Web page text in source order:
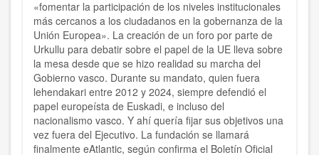
«fomentar la participación de los niveles institucionales
más cercanos a los ciudadanos en la gobernanza de la
Unión Europea». La creación de un foro por parte de
Urkullu para debatir sobre el papel de la UE lleva sobre
la mesa desde que se hizo realidad su marcha del
Gobierno vasco. Durante su mandato, quien fuera
lehendakari entre 2012 y 2024, siempre defendió el
papel europeísta de Euskadi, e incluso del
nacionalismo vasco. Y ahí quería fijar sus objetivos una
vez fuera del Ejecutivo. La fundación se llamará
finalmente eAtlantic, según confirma el Boletín Oficial